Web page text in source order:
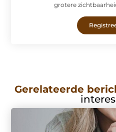
grotere
Gerelateerde